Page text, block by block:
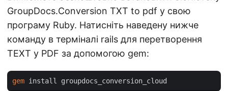
GroupDocs.Conversion TXT to pdf у свою
програму Ruby. Натисніть наведену нижче
команду в терміналі rails для перетворення
TEXT у PDF за допомогою gem:
gem